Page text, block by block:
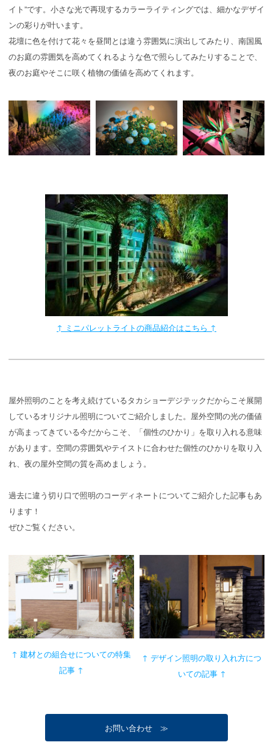
イト”です。小さな光で再現するカラーライティングでは、細かなデザイ
ンの彩りが叶います。
花壇に色を付けて花々を昼間とは違う雰囲気に演出してみたり、南国風
のお庭の雰囲気を高めてくれるような色で照らしてみたりすることで、
夜のお庭やそこに咲く植物の価値を高めてくれます。
↑ ミニパレットライトの商品紹介はこちら ↑
屋外照明のことを考え続けているタカショーデジテックだからこそ展開
しているオリジナル照明についてご紹介しました。屋外空間の光の価値
が高まってきている今だからこそ、「個性のひかり」を取り入れる意味
があります。空間の雰囲気やテイストに合わせた個性のひかりを取り入
れ、夜の屋外空間の質を高めましょう。
過去に違う切り口で照明のコーディネートについてご紹介した記事もあ
ります！
ぜひご覧ください。
↑ 建材との組合せについての特集
記事 ↑
↑ デザイン照明の取り入れ方につ
いての記事 ↑
お問い合わせ ≫